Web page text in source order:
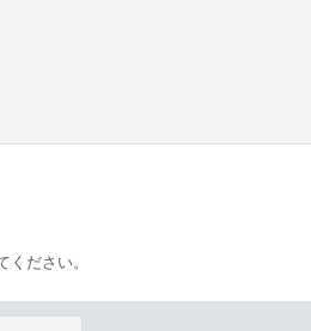
ださい。